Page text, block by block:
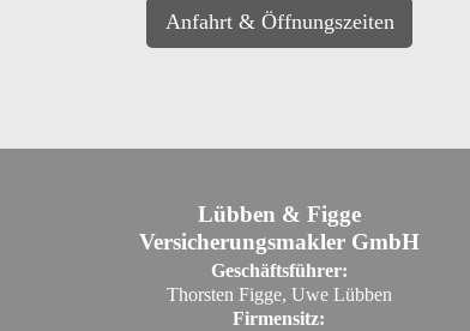
Anfahrt & Öffnungszeiten
Lübben & Figge
Versicherungsmakler GmbH
Geschäftsführer:
Thorsten Figge, Uwe Lübben
Firmensitz: